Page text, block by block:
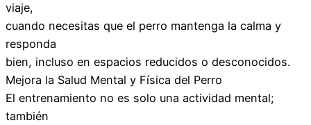
viaje,
cuando necesitas que el perro mantenga la calma y
responda
bien, incluso en espacios reducidos o desconocidos.
Mejora la Salud Mental y Física del Perro
El entrenamiento no es solo una actividad mental;
también